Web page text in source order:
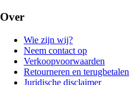
Over
Wie zijn wij?
Neem contact op
Verkoopvoorwaarden
Retourneren en terugbetalen
Juridische disclaimer